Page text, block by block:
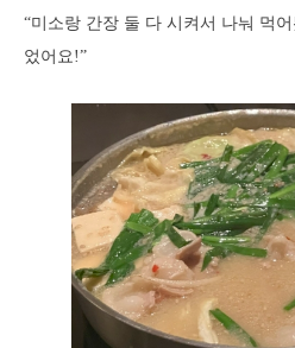
“미소랑 간장 둘 다 시켜서 나눠 먹
었어요!”